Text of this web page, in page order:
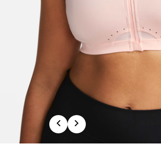
PreviousNext